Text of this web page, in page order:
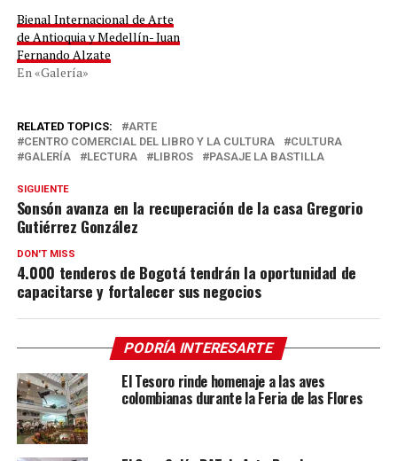
Bienal Internacional de Arte
de Antioquia y Medellín- Juan
Fernando Alzate
En «Galería»
RELATED TOPICS:
ARTE
CENTRO COMERCIAL DEL LIBRO Y LA CULTURA
CULTURA
GALERÍA
LECTURA LIBROS PASAJE LA BASTILLA
SIGUIENTE
Sonsón avanza en la recuperación de la casa Gregorio
Gutiérrez González
DON'T MISS
4.000 tenderos de Bogotá tendrán la oportunidad de
capacitarse y fortalecer sus negocios
PODRÍA INTERESARTE
El Tesoro rinde homenaje a las aves
colombianas durante la Feria de las Flores